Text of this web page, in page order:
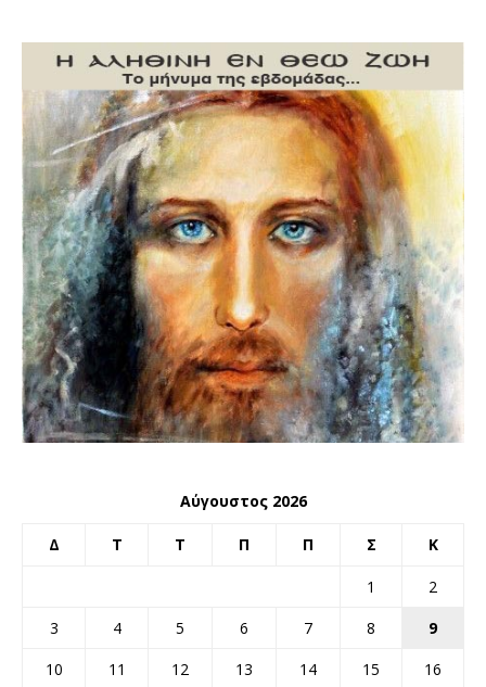
Αύγουστος 2026
Δ Τ Τ Π Π Σ Κ
1
2
3
4 5 6 7 8
9
10
11 12 13 14 15
16